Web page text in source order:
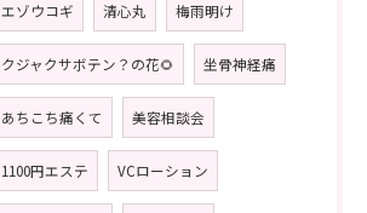
エゾウコギ 清心丸 梅雨明け
クジャクサボテン？の花🌻 坐骨神経痛
あちこち痛くて 美容相談会
1100円エステ VCローション